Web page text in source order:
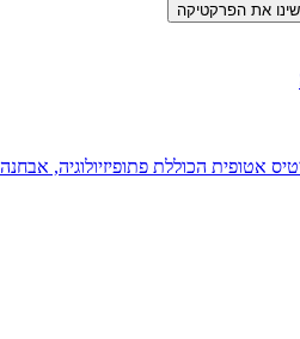
את הפרקטיקה
הכוללת פתופיזיולוגיה, אבחנה